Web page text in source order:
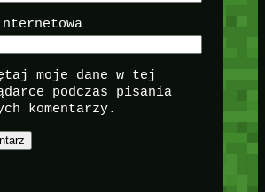
moje dane w tej
podczas pisania
komentarzy.